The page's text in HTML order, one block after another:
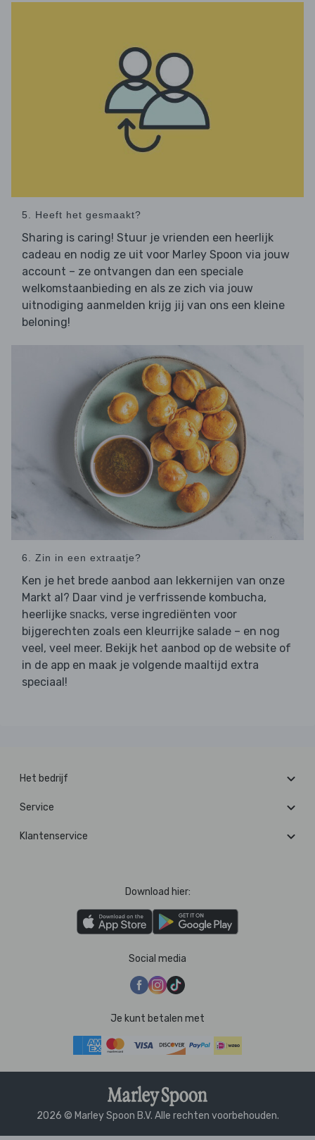
5. Heeft het gesmaakt?
Sharing is caring! Stuur je vrienden een heerlijk
cadeau en nodig ze uit voor Marley Spoon via jouw
account – ze ontvangen dan een speciale
welkomstaanbieding en als ze zich via jouw
uitnodiging aanmelden krijg jij van ons een kleine
beloning!
6. Zin in een extraatje?
Ken je het brede aanbod aan lekkernijen van onze
Markt al? Daar vind je verfrissende kombucha,
heerlijke snacks, verse ingrediënten voor
bijgerechten zoals een kleurrijke salade – en nog
veel, veel meer. Bekijk het aanbod op de website of
in de app en maak je volgende maaltijd extra
speciaal!
Het bedrijf
Service
Klantenservice
Download hier:
Social media
Je kunt betalen met
2026 © Marley Spoon B.V. Alle rechten voorbehouden.